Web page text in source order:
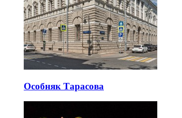
Особняк Тарасова